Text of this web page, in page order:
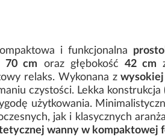
i funkcjonalna
70 cm oraz głębokość 42 cm
relaks. Wykonana z
czystości. Lekka konstrukcja
użytkowania.
jak i klasycznych
wanny w kompaktowej